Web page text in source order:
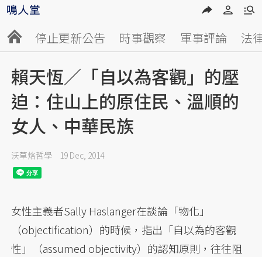
停止更新公告 時事觀察 軍事評論 法
賴天恆／「自以為客觀」的壓
迫：住山上的原住民、溫順的
女人、中華民族
沃草烙哲學 19 Dec, 2014
女性主義者Sally Haslanger在談論「物化」
（objectification）的時候，指出「自以為的客觀
性」（assumed objectivity）的認知原則，往往阻